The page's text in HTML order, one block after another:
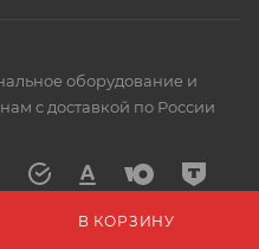
В КОРЗИНУ
оборудование и
с доставкой по России